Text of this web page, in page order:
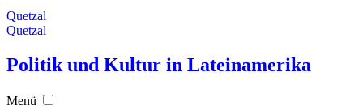
Quetzal
Quetzal
Politik und Kultur in Lateinamerika
Menü